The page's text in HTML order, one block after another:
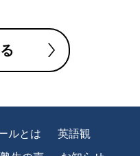
ルとは
英語観